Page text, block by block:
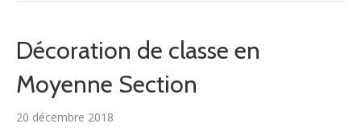
Décoration de classe en
Moyenne Section
20 décembre 2018